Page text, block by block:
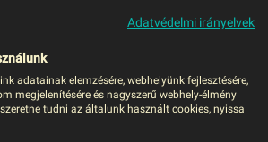
MENÜ
és Argentína az
Adatvédelmi irányelvek
adatainak elemzésére, webhelyünk fejlesztésére,
megjelenítésére és nagyszerű webhely-élmény
tudni az általunk használt cookies, nyissa